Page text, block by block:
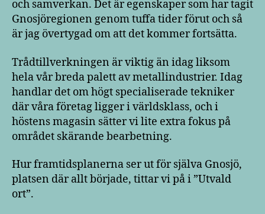
och samverkan. Det är egenskaper som har tagit
Gnosjöregionen genom tuffa tider förut och så
är jag övertygad om att det kommer fortsätta.
Trådtillverkningen är viktig än idag liksom
hela vår breda palett av metallindustrier. Idag
handlar det om högt specialiserade tekniker
där våra företag ligger i världsklass, och i
höstens magasin sätter vi lite extra fokus på
området skärande bearbetning.
Hur framtidsplanerna ser ut för själva Gnosjö,
platsen där allt började, tittar vi på i ”Utvald
ort”.